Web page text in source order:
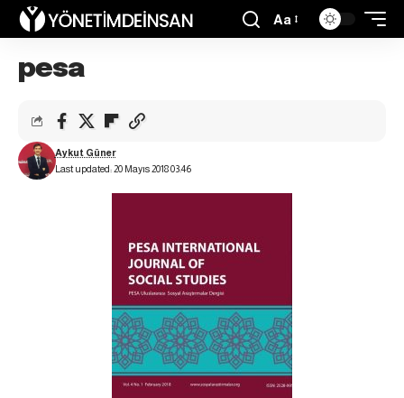
Aa
pesa
Last updated: 20 Mayıs 2018 03:46
Aykut Güner